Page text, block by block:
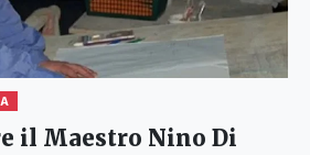
il Maestro Nino Di